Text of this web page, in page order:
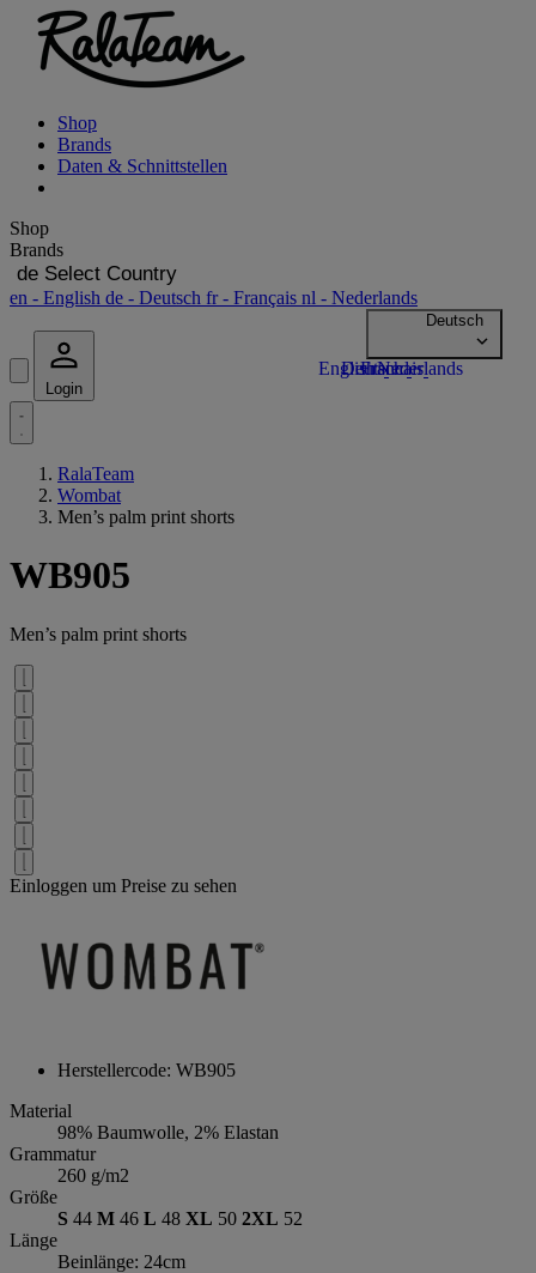
Shop
Brands
Daten & Schnittstellen
Shop
Brands
de Select Country
en - English de - Deutsch fr- Français nl - Nederlands
Login
RalaTeam
Wombat
Men’s palm print shorts
WB905
Men’s palm print shorts
Einloggen um Preise zu sehen
Herstellercode: WB905
Material
98% Baumwolle, 2% Elastan
Grammatur
260 g/m2
Größe
S 44 M 46 L 48 XL 50 2XL 52
Länge
Beinlänge: 24cm